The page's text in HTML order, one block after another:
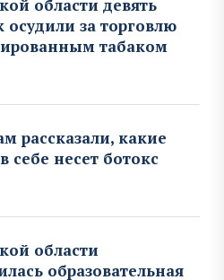
области девять
осудили за торговлю
табаком
рассказали, какие
себе несет ботокс
области
образовательная